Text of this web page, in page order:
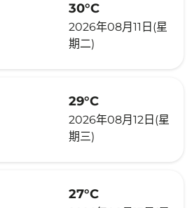
30°C
2026年08月11日(星
期二)
29°C
2026年08月12日(星
期三)
27°C